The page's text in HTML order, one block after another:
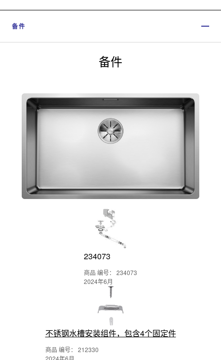
备件
备件
234073
商品 编号： 234073
2024年6月
不锈钢水槽安装组件，包含4个固定件
商品 编号： 212330
2024年6月